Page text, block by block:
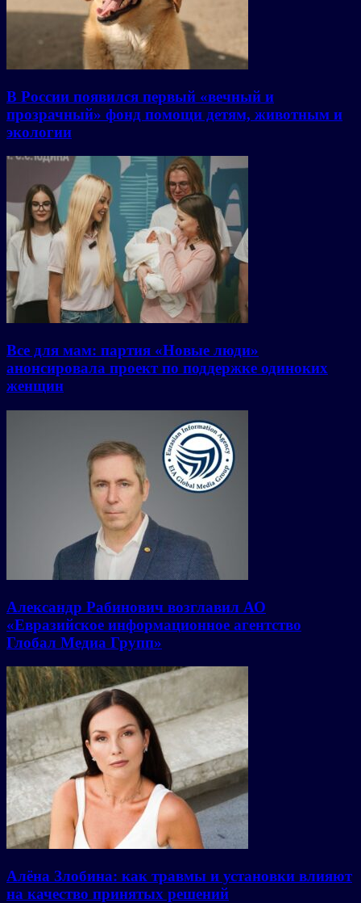
В России появился первый «вечный и
прозрачный» фонд помощи детям, животным и
экологии
Все для мам: партия «Новые люди»
анонсировала проект по поддержке одиноких
женщин
Александр Рабинович возглавил АО
«Евразийское информационное агентство
Глобал Медиа Групп»
Алёна Злобина: как травмы и установки влияют
на качество принятых решений